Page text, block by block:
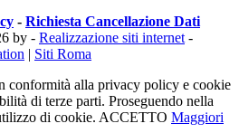
- Richiesta Cancellazione Dati
by - Realizzazione siti internet -
| Siti Roma
conformità alla privacy policy e cookie
di terze parti. Proseguendo nella
di cookie. ACCETTO Maggiori